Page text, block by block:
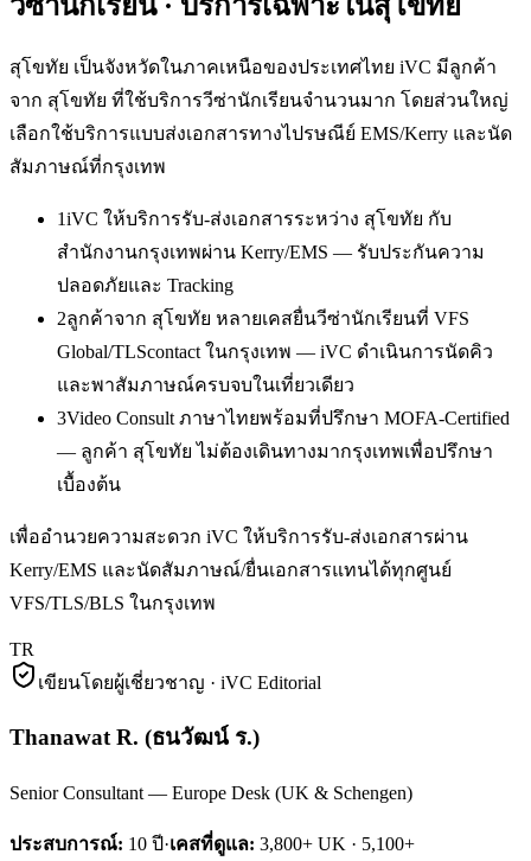
สุโขทัย เป็นจังหวัดในภาคเหนือของประเทศไทย iVC มีลูกค้า
จาก สุโขทัย ที่ใช้บริการวีซ่านักเรียนจำนวนมาก โดยส่วนใหญ่
เลือกใช้บริการแบบส่งเอกสารทางไปรษณีย์ EMS/Kerry และนัด
สัมภาษณ์ที่กรุงเทพ
1iVC ให้บริการรับ-ส่งเอกสารระหว่าง สุโขทัย กับ
สำนักงานกรุงเทพผ่าน Kerry/EMS — รับประกันความ
ปลอดภัยและ Tracking
2ลูกค้าจาก สุโขทัย หลายเคสยื่นวีซ่านักเรียนที่ VFS
Global/TLScontact ในกรุงเทพ — iVC ดำเนินการนัดคิว
และพาสัมภาษณ์ครบจบในเที่ยวเดียว
3Video Consult ภาษาไทยพร้อมที่ปรึกษา MOFA-Certified
— ลูกค้า สุโขทัย ไม่ต้องเดินทางมากรุงเทพเพื่อปรึกษา
เบื้องต้น
เพื่ออำนวยความสะดวก iVC ให้บริการรับ-ส่งเอกสารผ่าน
Kerry/EMS และนัดสัมภาษณ์/ยื่นเอกสารแทนได้ทุกศูนย์
VFS/TLS/BLS ในกรุงเทพ
TR
เขียนโดยผู้เชี่ยวชาญ · iVC Editorial
Thanawat R. (ธนวัฒน์ ร.)
Senior Consultant — Europe Desk (UK & Schengen)
ประสบการณ์: 10 ปี·เคสที่ดูแล: 3,800+ UK · 5,100+